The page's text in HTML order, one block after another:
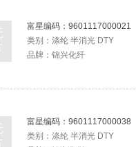
富星编码： 9601117000021
类别： 涤纶 半消光 DTY
品牌： 锦兴化纤
富星编码： 9601117000038
类别： 涤纶 半消光 DTY